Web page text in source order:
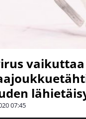
07:45